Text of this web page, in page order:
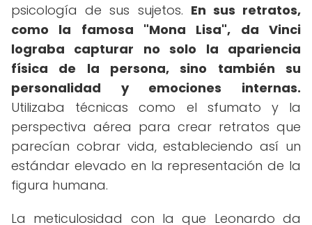
psicología de sus sujetos. En sus retratos,
como la famosa "Mona Lisa", da Vinci
lograba capturar no solo la apariencia
física de la persona, sino también su
personalidad y emociones internas.
Utilizaba técnicas como el sfumato y la
perspectiva aérea para crear retratos que
parecían cobrar vida, estableciendo así un
estándar elevado en la representación de la
figura humana.
La meticulosidad con la que Leonardo da